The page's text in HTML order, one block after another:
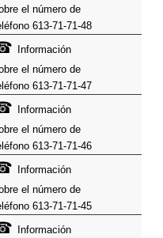
el número de
613-71-71-48
Información
el número de
613-71-71-47
Información
el número de
613-71-71-46
Información
el número de
613-71-71-45
Información